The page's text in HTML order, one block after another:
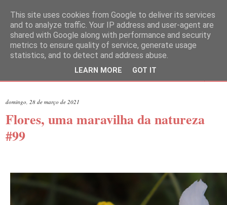
domingo, 28 de março de 2021
Flores, uma maravilha da natureza
#99
This site uses cookies from Google to deliver its services
and to analyze traffic. Your IP address and user-agent are
shared with Google along with performance and security
metrics to ensure quality of service, generate usage
statistics, and to detect and address abuse.
LEARN MORE GOT IT